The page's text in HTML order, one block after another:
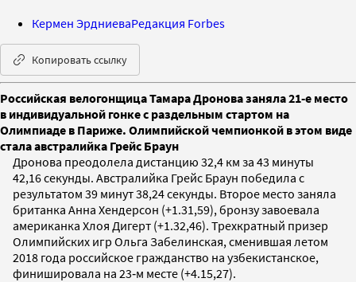
Кермен ЭрдниеваРедакция Forbes
Копировать ссылку
Российская велогонщица Тамара Дронова заняла 21‑е место
в индивидуальной гонке с раздельным стартом на
Олимпиаде в Париже. Олимпийской чемпионкой в этом виде
стала австралийка Грейс Браун
Дронова преодолела дистанцию 32,4 км за 43 минуты
42,16 секунды. Австралийка Грейс Браун победила с
результатом 39 минут 38,24 секунды. Второе место заняла
британка Анна Хендерсон (+1.31,59), бронзу завоевала
американка Хлоя Дигерт (+1.32,46). Трехкратный призер
Олимпийских игр Ольга Забелинская, сменившая летом
2018 года российское гражданство на узбекистанское,
финишировала на 23‑м месте (+4.15,27).